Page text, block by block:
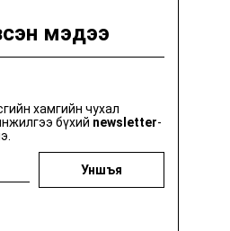
хөндийгөөс цааш
загварын бизнес
Getting Warmer
мэдээ
хамгийн чухал
бүхий newsletter-
Уншъя